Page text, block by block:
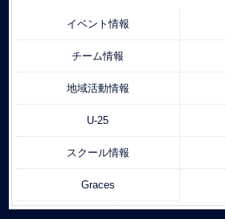
イベント情報
チーム情報
地域活動情報
U-25
スクール情報
Graces